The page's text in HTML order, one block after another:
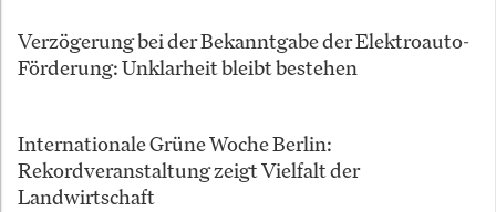
Verzögerung bei der Bekanntgabe der Elektroauto-
Förderung: Unklarheit bleibt bestehen
Internationale Grüne Woche Berlin:
Rekordveranstaltung zeigt Vielfalt der
Landwirtschaft